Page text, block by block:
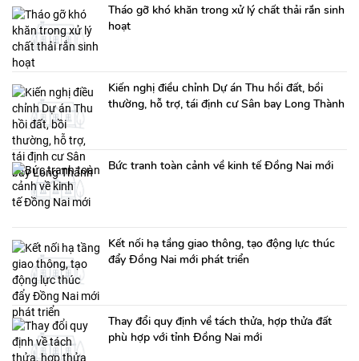
Tháo gỡ khó khăn trong xử lý chất thải rắn sinh
hoạt
Kiến nghị điều chỉnh Dự án Thu hồi đất, bồi
thường, hỗ trợ, tái định cư Sân bay Long Thành
Bức tranh toàn cảnh về kinh tế Đồng Nai mới
Kết nối hạ tầng giao thông, tạo động lực thúc
đẩy Đồng Nai mới phát triển
Thay đổi quy định về tách thửa, hợp thửa đất
phù hợp với tỉnh Đồng Nai mới